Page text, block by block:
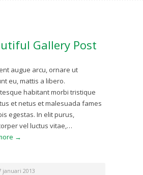
Gallery Post
augue arcu, ornare ut
eu, mattis a libero.
habitant morbi tristique
et netus et malesuada fames
egestas. In elit purus,
vel luctus vitae,…
→
januari 2013